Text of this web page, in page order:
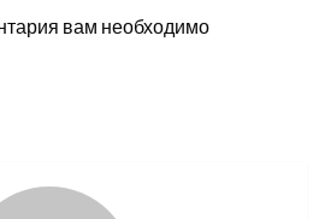
вам необходимо